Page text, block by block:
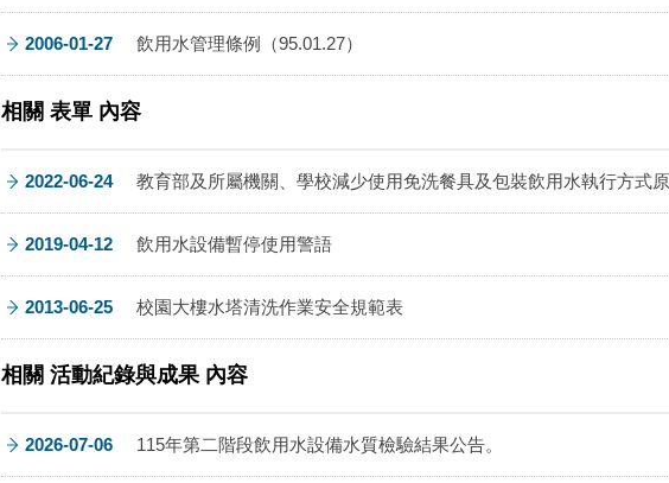
2006-01-27 飲用水管理條例（95.01.27）
相關 表單 內容
2022-06-24 教育部及所屬機關、學校減少使用免洗餐具及包裝飲用水執行方式原
2019-04-12 飲用水設備暫停使用警語
2013-06-25 校園大樓水塔清洗作業安全規範表
相關 活動紀錄與成果 內容
2026-07-06 115年第二階段飲用水設備水質檢驗結果公告。